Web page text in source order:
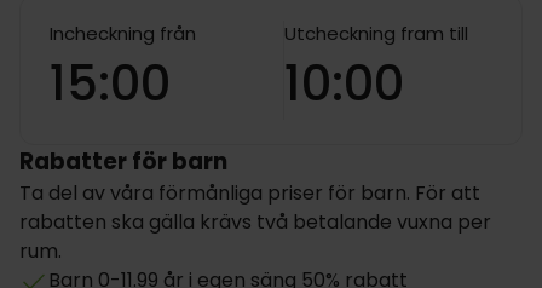
Incheckning från
15:00
Utcheckning fram till
10:00
Rabatter för barn
Ta del av våra förmånliga priser för barn. För att
rabatten ska gälla krävs två betalande vuxna per
rum.
Barn 0-11.99 år i egen säng 50% rabatt